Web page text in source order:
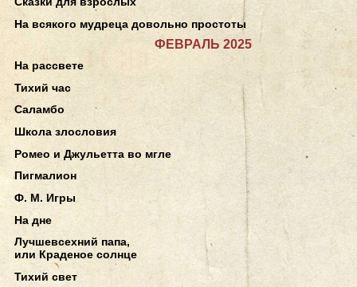
На всякого мудреца довольно простоты
ФЕВРАЛЬ 2025
На рассвете
Тихий час
Саламбо
Школа злословия
Ромео и Джульетта во мгле
Пигмалион
Ф. М. Игры
На дне
Лучшевсехний папа,
или Краденое солнце
Тихий свет